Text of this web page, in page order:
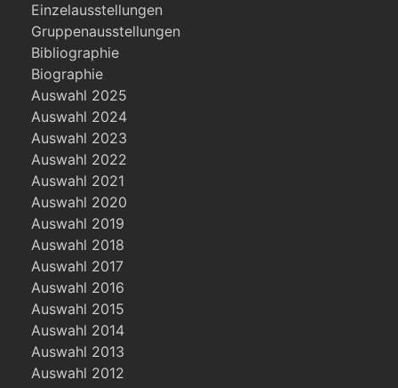
Einzelausstellungen
Gruppenausstellungen
Bibliographie
Biographie
Auswahl 2025
Auswahl 2024
Auswahl 2023
Auswahl 2022
Auswahl 2021
Auswahl 2020
Auswahl 2019
Auswahl 2018
Auswahl 2017
Auswahl 2016
Auswahl 2015
Auswahl 2014
Auswahl 2013
Auswahl 2012